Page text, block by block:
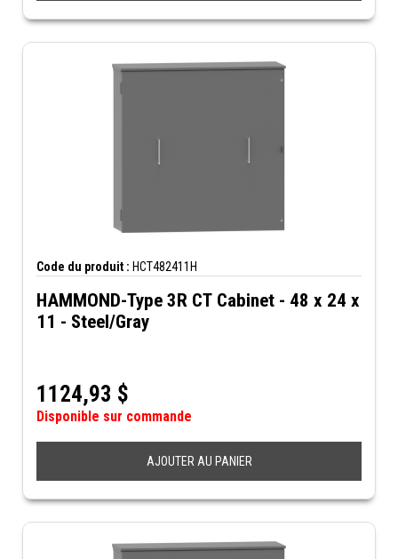
Code du produit : HCT482411H
HAMMOND-Type 3R CT Cabinet - 48 x 24 x
11 - Steel/Gray
1124,93 $
Disponible sur commande
AJOUTER AU PANIER